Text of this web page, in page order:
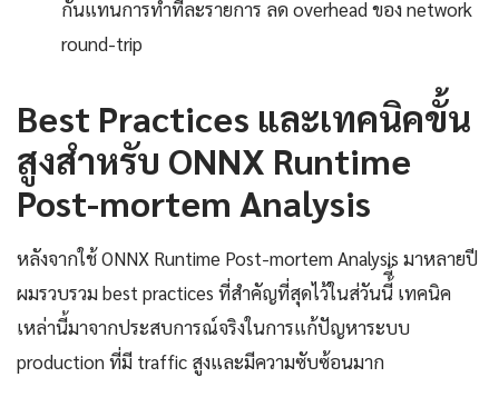
กันแทนการทำทีละรายการ ลด overhead ของ network
round-trip
Best Practices และเทคนิคขั้น
สูงสำหรับ ONNX Runtime
Post-mortem Analysis
หลังจากใช้ ONNX Runtime Post-mortem Analysis มาหลายปี
ผมรวบรวม best practices ที่สำคัญที่สุดไว้ในส่วันนี้ี้ เทคนิค
เหล่านี้มาจากประสบการณ์จริงในการแก้ปัญหาระบบ
production ที่มี traffic สูงและมีความซับซ้อนมาก